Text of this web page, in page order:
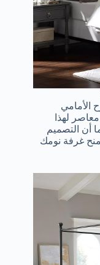
الأمامي
لهذا
أن التصميم
غرفة نومك